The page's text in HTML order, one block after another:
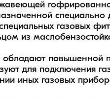
специально
газовых
из
повышенной
для подключения
иных газовых